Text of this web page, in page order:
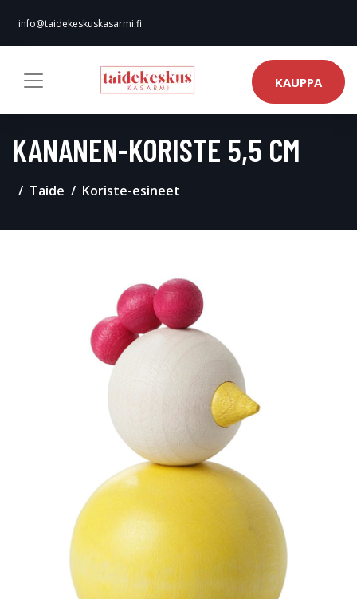
info@taidekeskuskasarmi.fi
KAUPPA
KANANEN-KORISTE 5,5 CM
Taide Koriste-esineet